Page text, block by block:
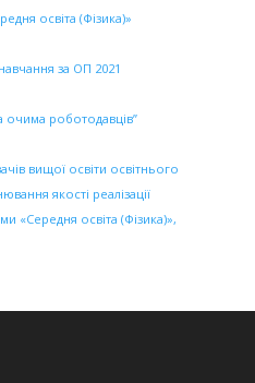
освіта (Фізика)»
за ОП 2021
очима роботодавців”
вищої освіти освітнього
якості реалізації
«Середня освіта (Фізика)»,